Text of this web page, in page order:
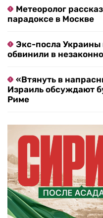
Метеоролог
парадоксе в Москве
Экс-посла
обвинили в
«Втянуть в
Израиль обсуждают
Риме